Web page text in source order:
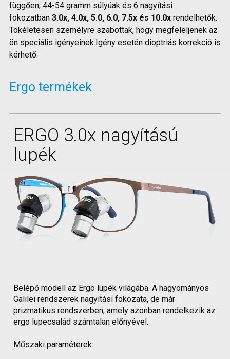
függően, 44-54 gramm súlyúak és 6 nagyítási
fokozatban3.0x, 4.0x, 5.0, 6.0, 7.5x és 10.0x rendelhetők.
Tökéletesen személyre szabottak, hogy megfeleljenek az
ön speciális igényeinek.Igény esetén dioptriás korrekció is
kérhető.
Ergo termékek
ERGO 3.0x nagyítású
lupék
Belépő modell az Ergo lupék világába. A hagyományos
Galilei rendszerek nagyítási fokozata, de már
prizmatikus rendszerben, amely azonban rendelkezik az
ergo lupecsalád számtalan előnyével.
Műszaki paraméterek: